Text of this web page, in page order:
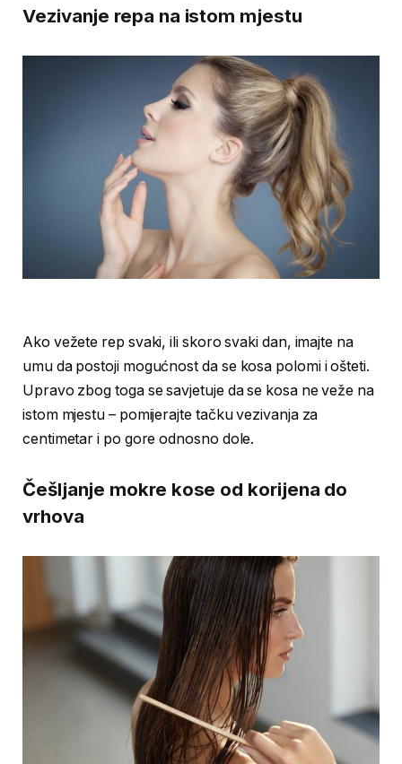
Vezivanje repa na istom mjestu
Ako vežete rep svaki, ili skoro svaki dan, imajte na
umu da postoji mogućnost da se kosa polomi i ošteti.
Upravo zbog toga se savjetuje da se kosa ne veže na
istom mjestu – pomijerajte tačku vezivanja za
centimetar i po gore odnosno dole.
Češljanje mokre kose od korijena do
vrhova